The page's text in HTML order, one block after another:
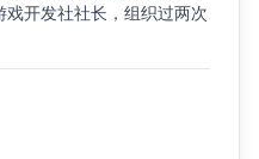
开发社社长，组织过两次